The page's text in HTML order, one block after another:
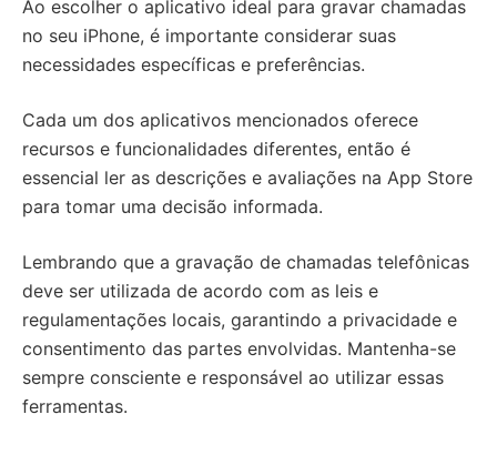
Ao escolher o aplicativo ideal para gravar chamadas
no seu iPhone, é importante considerar suas
necessidades específicas e preferências.
Cada um dos aplicativos mencionados oferece
recursos e funcionalidades diferentes, então é
essencial ler as descrições e avaliações na App Store
para tomar uma decisão informada.
Lembrando que a gravação de chamadas telefônicas
deve ser utilizada de acordo com as leis e
regulamentações locais, garantindo a privacidade e
consentimento das partes envolvidas. Mantenha-se
sempre consciente e responsável ao utilizar essas
ferramentas.